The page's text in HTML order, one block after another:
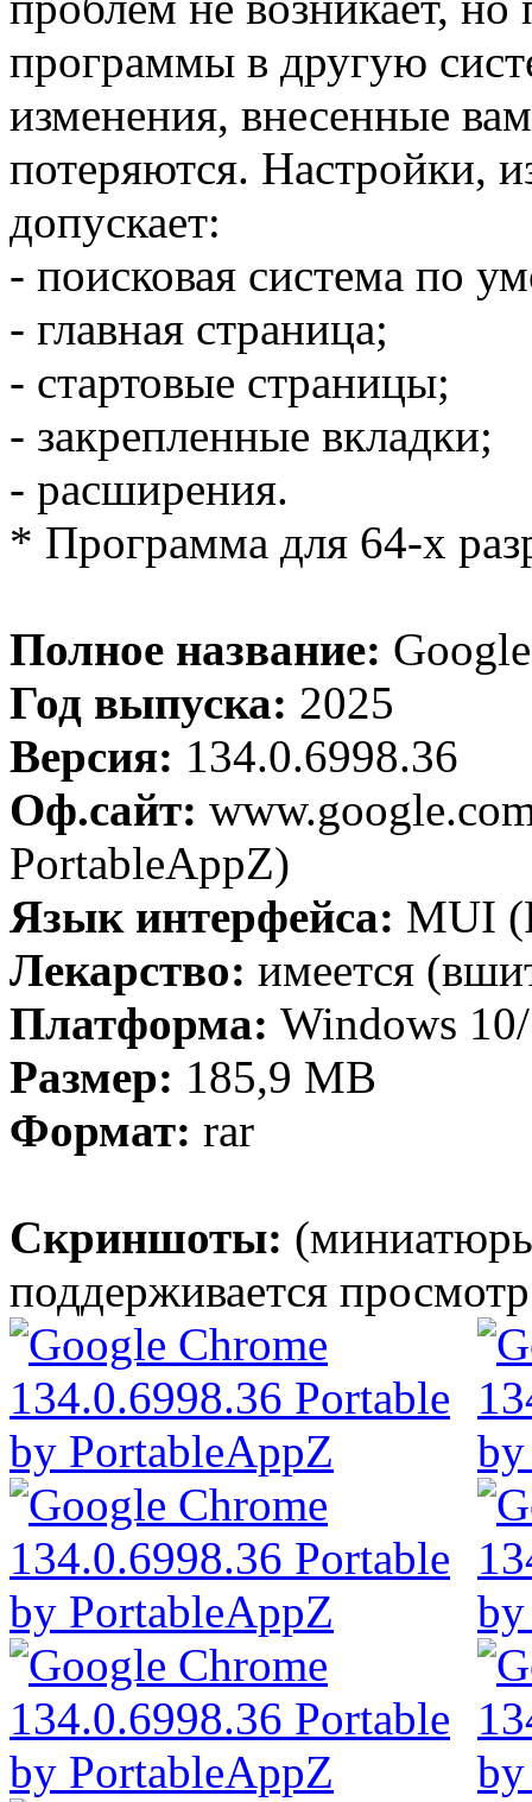
программы в другую
изменения, внесенные
потеряются. Настройки,
допускает:
- поисковая система по
- главная страница;
- стартовые страницы;
- закрепленные вкладки;
- расширения.
* Программа для 64-х
Полное название:
Год выпуска: 2025
Версия: 134.0.6998.36
Оф.сайт:
PortableAppZ)
Язык интерфейса: MUI
Лекарство: имеется
Платформа: Windows
Размер: 185,9 MB
Формат: rar
Скриншоты:
поддерживается